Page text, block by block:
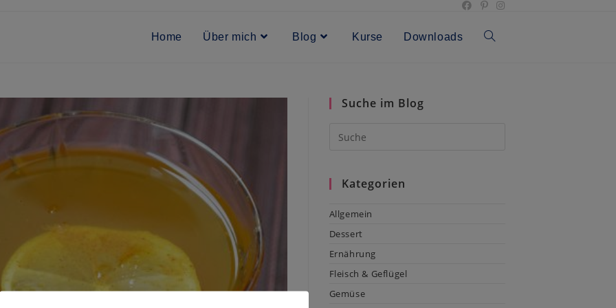
Home Über mich Blog Kurse Downloads Toggle
Suche im Blog
Kategorien
Allgemein
Dessert
Ernährung
Fleisch & Geflügel
Gemüse